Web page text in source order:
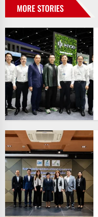
MORE STORIES